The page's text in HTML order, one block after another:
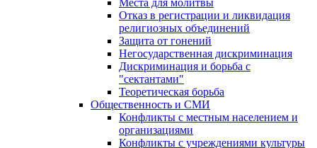
Места для молитвы
Отказ в регистрации и ликвидация
религиозных объединений
Защита от гонений
Негосударственная дискриминация
Дискриминация и борьба с
"сектантами"
Теоретическая борьба
Общественность и СМИ
Конфликты с местным населением и
организациями
Конфликты с учреждениями культуры